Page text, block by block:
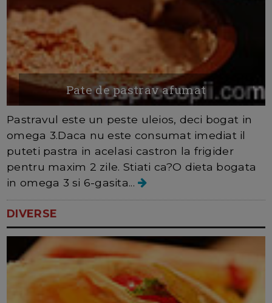
Pate de pastrav afumat
Pastravul este un peste uleios, deci bogat in
omega 3.Daca nu este consumat imediat il
puteti pastra in acelasi castron la frigider
pentru maxim 2 zile. Stiati ca?O dieta bogata
in omega 3 si 6-gasita...
DIVERSE